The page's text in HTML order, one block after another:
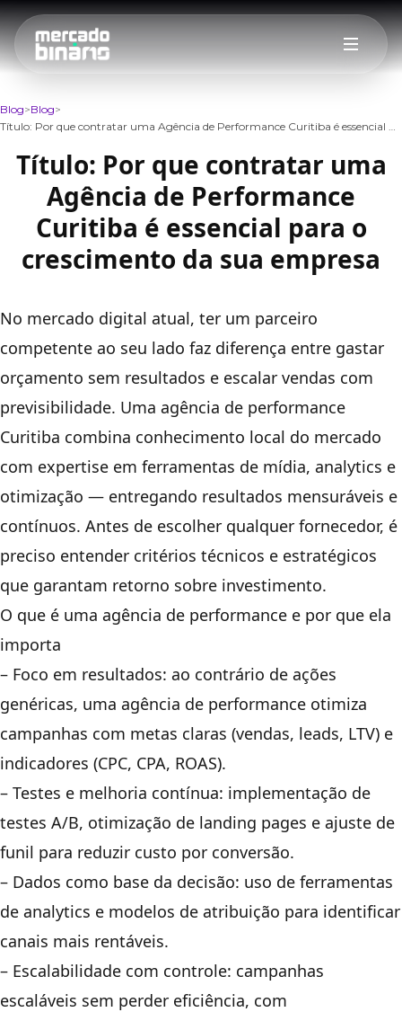
Blog Blog
Título: Por que contratar uma Agência de Performance Curitiba é essencial para o crescimento da sua empresa
Título: Por que contratar uma
Agência de Performance
Curitiba é essencial para o
crescimento da sua empresa
No mercado digital atual, ter um parceiro
competente ao seu lado faz diferença entre gastar
orçamento sem resultados e escalar vendas com
previsibilidade. Uma agência de performance
Curitiba combina conhecimento local do mercado
com expertise em ferramentas de mídia, analytics e
otimização — entregando resultados mensuráveis e
contínuos. Antes de escolher qualquer fornecedor, é
preciso entender critérios técnicos e estratégicos
que garantam retorno sobre investimento.
O que é uma agência de performance e por que ela
importa
– Foco em resultados: ao contrário de ações
genéricas, uma agência de performance otimiza
campanhas com metas claras (vendas, leads, LTV) e
indicadores (CPC, CPA, ROAS).
– Testes e melhoria contínua: implementação de
testes A/B, otimização de landing pages e ajuste de
funil para reduzir custo por conversão.
– Dados como base da decisão: uso de ferramentas
de analytics e modelos de atribuição para identificar
canais mais rentáveis.
– Escalabilidade com controle: campanhas
escaláveis sem perder eficiência, com